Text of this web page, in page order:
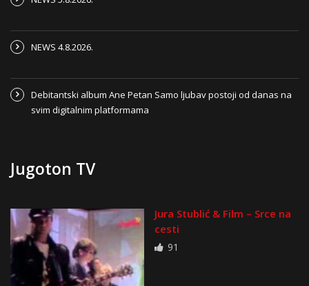
NEWS 4.8.2026.
Debitantski album Ane Petan Samo ljubav postoji od danas na
svim digitalnim platformama
Jugoton TV
Jura Stublić & Film – Srce na
cesti
91